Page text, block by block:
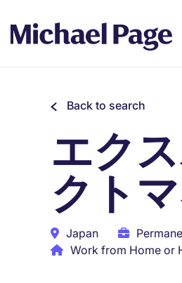
Back to search
エク
クト
Japan
Work from Home or